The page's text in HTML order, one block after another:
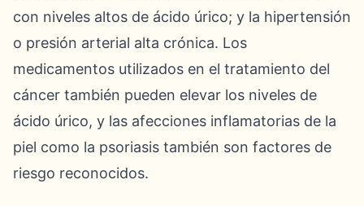
con niveles altos de ácido úrico; y la hipertensión
o presión arterial alta crónica. Los
medicamentos utilizados en el tratamiento del
cáncer también pueden elevar los niveles de
ácido úrico, y las afecciones inflamatorias de la
piel como la psoriasis también son factores de
riesgo reconocidos.